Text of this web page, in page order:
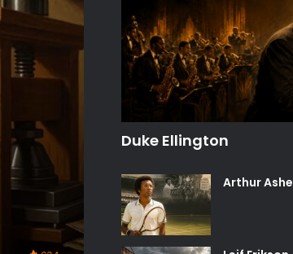
Duke Ellington
Arthur Ashe